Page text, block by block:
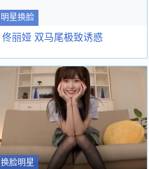
明星换脸
佟丽娅 双马尾极致诱惑
换脸明星